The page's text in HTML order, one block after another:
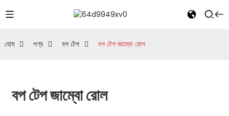
হোম পণ্য বপ টেপ বপ টেপ জাম্বো রোল
বপ টেপ জাম্বো রোল